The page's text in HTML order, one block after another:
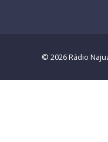
© 2026 Rádio